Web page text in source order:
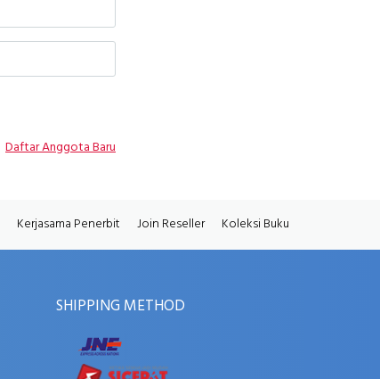
Daftar Anggota Baru
Kerjasama Penerbit Join Reseller Koleksi Buku
SHIPPING METHOD